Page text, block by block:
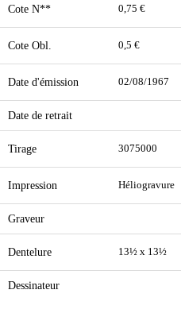
Cote N** 0,75 €
Cote Obl. 0,5 €
Date d'émission 02/08/1967
Date de retrait
Tirage 3075000
Impression Héliogravure
Graveur
Dentelure 13½ x 13½
Dessinateur